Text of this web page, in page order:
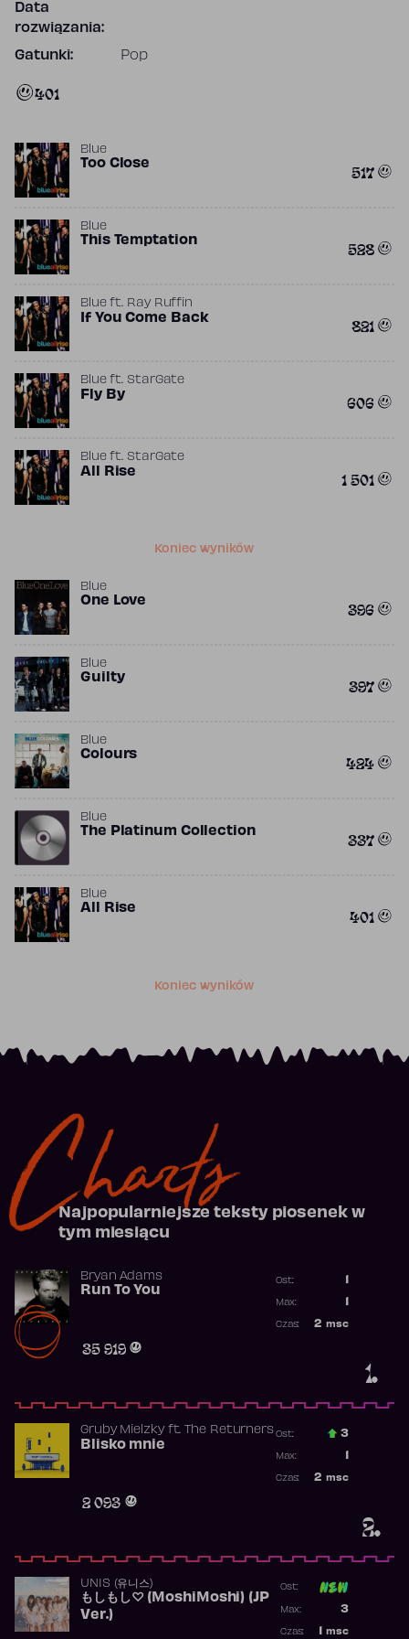
Data
rozwiązania:
Gatunki: Pop
401
Blue
Too Close 517
Blue
This Temptation 528
Blueft. Ray Ruffin
If You Come Back 821
Blueft. StarGate
Fly By 606
Blueft. StarGate
All Rise 1 501
Koniec wyników
Blue
One Love 396
Blue
Guilty 397
Blue
Colours 424
Blue
The Platinum Collection 337
Blue
All Rise 401
Koniec wyników
Charts
Najpopularniejsze teksty piosenek w
tym miesiącu
1.
Bryan Adams
Run To You
35 919
Ost.:
Max:
2 msc
Czas:
2.
Gruby Mielzkyft. The Returners
Blisko mnie
2 093
Ost.: 3
Max:
2 msc
Czas:
UNIS (유니스)
もしもし♡ (MoshiMoshi) (JP
Ver.)
Ost:
3
Max:
msc
Czas: